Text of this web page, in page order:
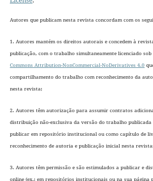
Autores que publicam nesta revista concordam com os
1. Autores mantém os direitos autorais e concedem à
publicação, com o trabalho simultaneamente licenciado sob
Commons Attribution-NonCommercial-NoDerivatives 4.0
compartilhamento do trabalho com reconhecimento da
nesta revista;
2. Autores têm autorização para assumir contratos
distribuição não-exclusiva da versão do trabalho publicada
publicar em repositório institucional ou como capítulo de
reconhecimento de autoria e publicação inicial nesta revista;
3. Autores têm permissão e são estimulados a publicar e
online (ex.: em repositórios institucionais ou na sua página